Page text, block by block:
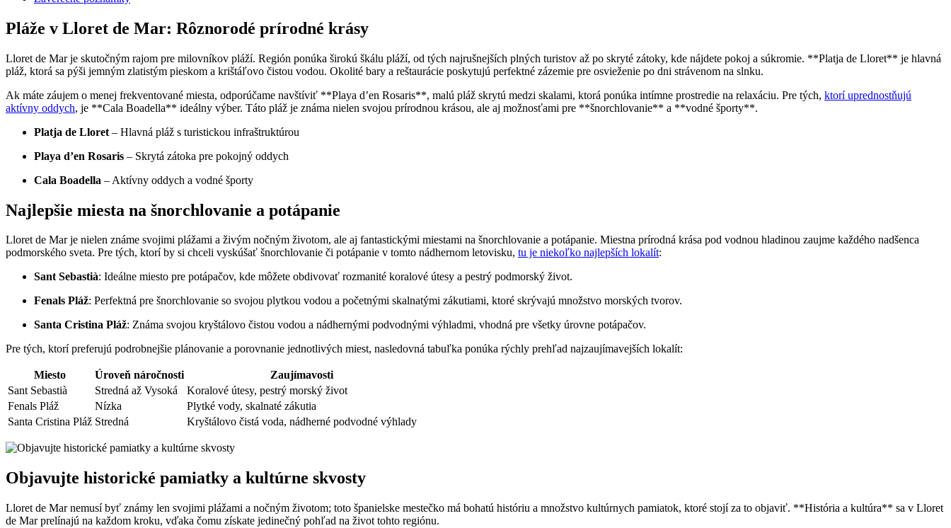
Pláže v Lloret de Mar: Rôznorodé prírodné krásy
Lloret de Mar je skutočným rajom pre milovníkov pláží. Región ponúka širokú škálu pláží, od tých najrušnejších plných turistov až po skryté zátoky, kde nájdete pokoj a súkromie. **Platja de Lloret** je hlavná
pláž, ktorá sa pýši jemným zlatistým pieskom a krištáľovo čistou vodou. Okolité bary a reštaurácie poskytujú perfektné zázemie pre osvieženie po dni strávenom na slnku.
Ak máte záujem o menej frekventované miesta, odporúčame navštíviť **Playa d’en Rosaris**, malú pláž skrytú medzi skalami, ktorá ponúka intímne prostredie na relaxáciu. Pre tých, ktorí uprednostňujú
aktívny oddych, je **Cala Boadella** ideálny výber. Táto pláž je známa nielen svojou prírodnou krásou, ale aj možnosťami pre **šnorchlovanie** a **vodné športy**.
Platja de Lloret – Hlavná pláž s turistickou infraštruktúrou
Playa d’en Rosaris – Skrytá zátoka pre pokojný oddych
Cala Boadella – Aktívny oddych a vodné športy
Najlepšie miesta na šnorchlovanie a potápanie
Lloret de Mar je nielen známe svojimi plážami a živým nočným životom, ale aj fantastickými miestami na šnorchlovanie a potápanie. Miestna prírodná krása pod vodnou hladinou zaujme každého nadšenca
podmorského sveta. Pre tých, ktorí by si chceli vyskúšať šnorchlovanie či potápanie v tomto nádhernom letovisku, tu je niekoľko najlepších lokalít:
Sant Sebastià: Ideálne miesto pre potápačov, kde môžete obdivovať rozmanité koralové útesy a pestrý podmorský život.
Fenals Pláž: Perfektná pre šnorchlovanie so svojou plytkou vodou a početnými skalnatými zákutiami, ktoré skrývajú množstvo morských tvorov.
Santa Cristina Pláž: Známa svojou kryštálovo čistou vodou a nádhernými podvodnými výhladmi, vhodná pre všetky úrovne potápačov.
Pre tých, ktorí preferujú podrobnejšie plánovanie a porovnanie jednotlivých miest, nasledovná tabuľka ponúka rýchly prehľad najzaujímavejších lokalít:
Miesto Úroveň náročnosti
Zaujímavosti
Sant Sebastià
Stredná až Vysoká
Koralové útesy, pestrý morský život
Fenals Pláž
Nízka
Plytké vody, skalnaté zákutia
Santa Cristina Pláž Stredná Kryštálovo čistá voda, nádherné podvodné výhlady
Objavujte historické pamiatky a kultúrne skvosty
Lloret de Mar nemusí byť známy len svojimi plážami a nočným životom; toto španielske mestečko má bohatú históriu a množstvo kultúrnych pamiatok, ktoré stojí za to objaviť. **História a kultúra** sa v Lloret
de Mar prelínajú na každom kroku, vďaka čomu získate jedinečný pohľad na život tohto regiónu.